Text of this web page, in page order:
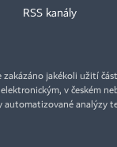
RSS kanály
jakékoli užití
v českém
automatizované analýzy